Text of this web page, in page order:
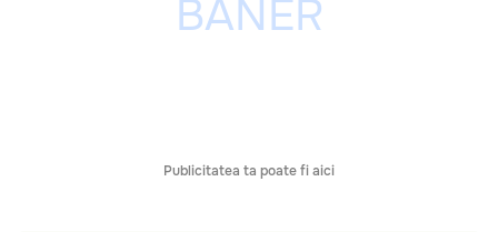
Publicitatea ta poate fi aici